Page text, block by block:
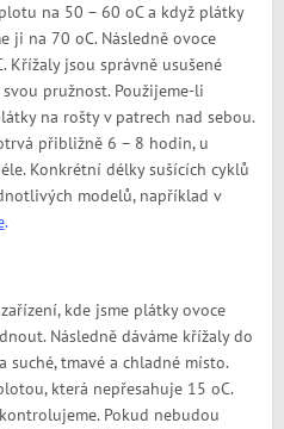
na 50 – 60 oC a když plátky
ji na 70 oC. Následně ovoce
Křížaly jsou správně usušené
pružnost. Použijeme-li
na rošty v patrech nad sebou.
přibližně 6 – 8 hodin, u
Konkrétní délky sušících cyklů
modelů, například v
.
kde jsme plátky ovoce
Následně dáváme křížaly do
suché, tmavé a chladné místo.
která nepřesahuje 15 oC.
Pokud nebudou